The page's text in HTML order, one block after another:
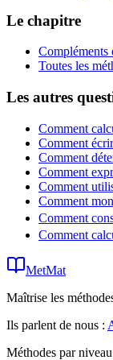
Le chapitre
Compléments
Toutes les
Les autres
Comment
Comment
Comment
Comment
Comment
Comment
Comment
Comment
MetMat
Maîtrise les
Ils parlent de nous :
Méthodes par niveau